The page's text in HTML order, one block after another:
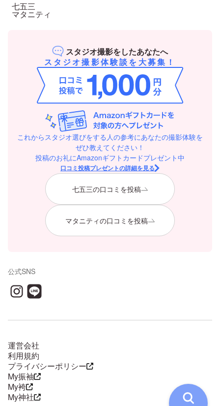
七五三
マタニティ
スタジオ撮影をしたあなたへ
スタジオ撮影体験談を大募集！
これからスタジオ選びをする人の参考にあなたの撮影体験を
ぜひ教えてください！
投稿のお礼にAmazonギフトカードプレゼント中
口コミ投稿プレゼントの詳細を見る
七五三の口コミを投稿
マタニティの口コミを投稿
公式SNS
運営会社
利用規約
プライバシーポリシー
My振袖
My袴
My神社